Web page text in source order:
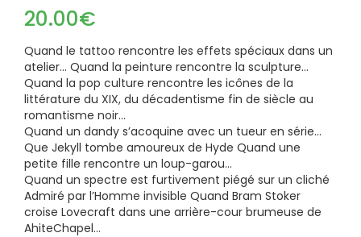
20.00€
Quand le tattoo rencontre les effets spéciaux dans un
atelier… Quand la peinture rencontre la sculpture…
Quand la pop culture rencontre les icônes de la
littérature du XIX, du décadentisme fin de siècle au
romantisme noir…
Quand un dandy s’acoquine avec un tueur en série…
Que Jekyll tombe amoureux de Hyde Quand une
petite fille rencontre un loup-garou…
Quand un spectre est furtivement piégé sur un cliché
Admiré par l’Homme invisible Quand Bram Stoker
croise Lovecraft dans une arrière-cour brumeuse de
AhiteChapel…